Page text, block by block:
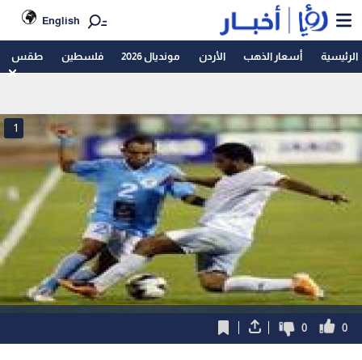
English
الرئيسية أسعار الذهب الأردن مونديال 2026 فلسطين طقس
1
0
0